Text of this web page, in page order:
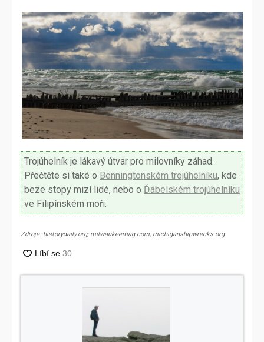
Trojúhelník je lákavý útvar pro milovníky záhad.
Přečtěte si také o Benningtonském trojúhelníku, kde
beze stopy mizí lidé, nebo o Ďábelském trojúhelníku
ve Filipínském moři.
Zdroje: historydaily.org; milwaukeemag.com; michiganshipwrecks.org